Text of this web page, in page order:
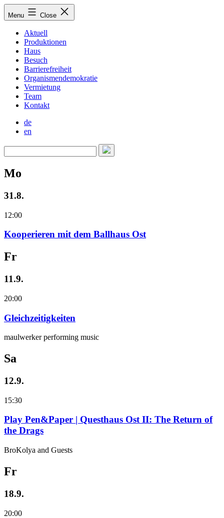
Skip
toMenu Close
Aktuell
Produktionen
Haus
Besuch
Barrierefreiheit
Organismendemokratie
Vermietung
Team
Kontakt
de
en
Mo
31.8.
12:00
Kooperieren mit dem Ballhaus Ost
Fr
11.9.
20:00
Gleichzeitigkeiten
maulwerker performing music
Sa
12.9.
15:30
Play Pen&Paper | Questhaus Ost II: The Return of
the Drags
BroKolya and Guests
Fr
18.9.
20:00